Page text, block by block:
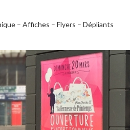
– Affiches – Flyers – Dépliants